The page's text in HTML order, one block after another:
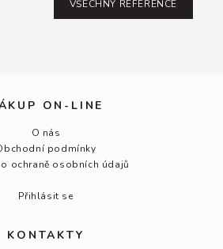
VŠECHNY REFERENCE
ON-LINE
O nás
podmínky
ochraně osobních údajů
Přihlásit se
KONTAKTY